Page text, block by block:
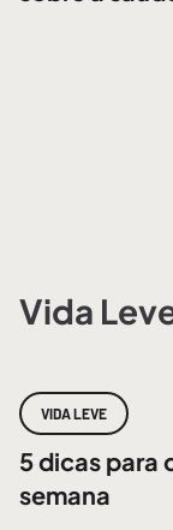
Vida
VIDA LEVE
5 dicas para
semana